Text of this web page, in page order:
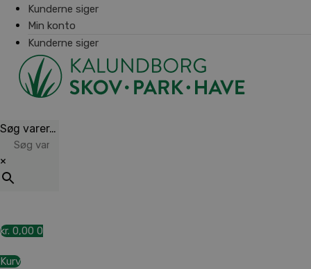
Kunderne siger
Min konto
Kunderne siger
Søg varer…
×
kr. 0,00 0
Kurv